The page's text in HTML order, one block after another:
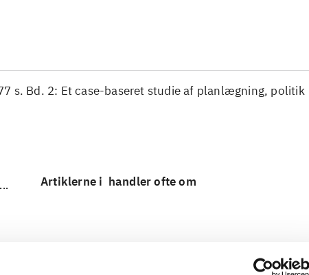
s. Bd. 2: Et case-baseret studie af planlægning, politik
Artiklerne i handler ofte om